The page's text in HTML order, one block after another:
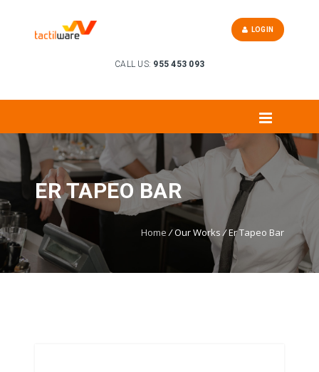
CALL US: 955 453 093
LOGIN
ER TAPEO BAR
Home /Our Works/Er Tapeo Bar